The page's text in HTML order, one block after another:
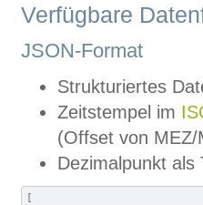
Verfügbare
JSON-Format
Strukturiertes
Zeitstempel im
(Offset von MEZ/
Dezimalpunkt als
[